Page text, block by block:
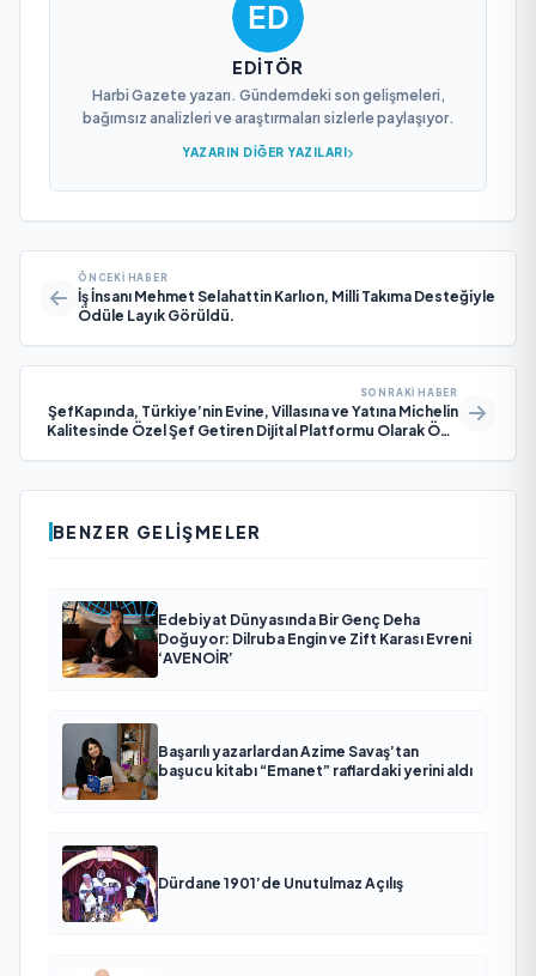
EDITÖR
Harbi Gazete yazarı. Gündemdeki son gelişmeleri,
bağımsız analizleri ve araştırmaları sizlerle paylaşıyor.
YAZARIN DIĞER YAZILARI
ÖNCEKI HABER
İş İnsanı Mehmet Selahattin Karlıon, Milli Takıma Desteğiyle
Ödüle Layık Görüldü.
SONRAKI HABER
ŞefKapında, Türkiye’nin Evine, Villasına ve Yatına Michelin
Kalitesinde Özel Şef Getiren Dijital Platformu Olarak Öne
BENZER GELIŞMELER
Edebiyat Dünyasında Bir Genç Deha
Doğuyor: Dilruba Engin ve Zift Karası Evreni
‘AVENOİR’
Başarılı yazarlardan Azime Savaş’tan
başucu kitabı “Emanet” raflardaki yerini aldı
Dürdane 1901’de Unutulmaz Açılış